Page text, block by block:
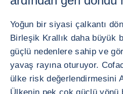
Yoğun bir siyasi çalkantı
Birleşik Krallık daha büyük
güçlü nedenlere sahip ve
yavaş rayına oturuyor.
ülke risk değerlendirmesini